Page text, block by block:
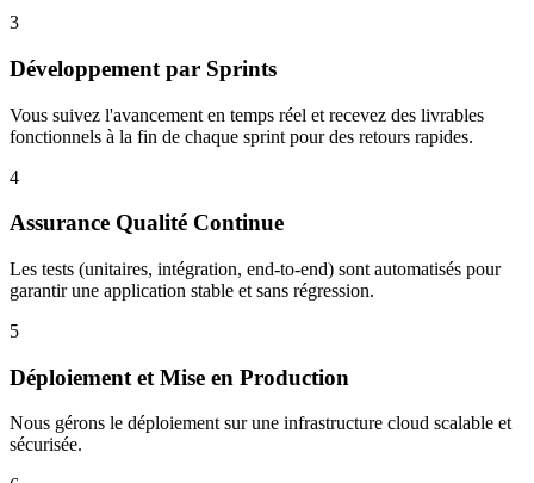
3
Développement par Sprints
Vous suivez l'avancement en temps réel et recevez des livrables
fonctionnels à la fin de chaque sprint pour des retours rapides.
4
Assurance Qualité Continue
Les tests (unitaires, intégration, end-to-end) sont automatisés pour
garantir une application stable et sans régression.
5
Déploiement et Mise en Production
Nous gérons le déploiement sur une infrastructure cloud scalable et
sécurisée.